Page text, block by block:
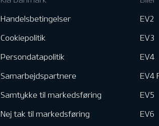
Handelsbetingelser
Cookiepolitik
Persondatapolitik
Samarbejdspartnere
Samtykke til markedsføring
Nej tak til markedsføring
EV2
EV3
EV4
EV4
EV5
EV6